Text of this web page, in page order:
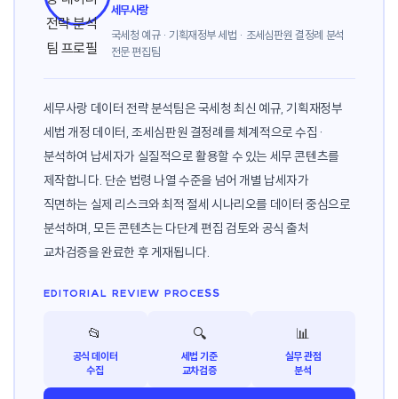
세무사랑
국세청 예규 · 기획재정부 세법 · 조세심판원 결정례 분석
전문 편집팀
세무사랑 데이터 전략 분석팀은 국세청 최신 예규, 기획재정부
세법 개정 데이터, 조세심판원 결정례를 체계적으로 수집·
분석하여 납세자가 실질적으로 활용할 수 있는 세무 콘텐츠를
제작합니다. 단순 법령 나열 수준을 넘어 개별 납세자가
직면하는 실제 리스크와 최적 절세 시나리오를 데이터 중심으로
분석하며, 모든 콘텐츠는 다단계 편집 검토와 공식 출처
교차검증을 완료한 후 게재됩니다.
EDITORIAL REVIEW PROCESS
📂
공식 데이터
수집
🔍
세법 기준
교차검증
📊
실무 관점
분석